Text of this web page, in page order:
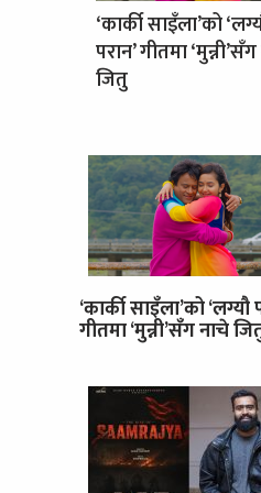
‘कार्की साइँला’को
परान’ गीतमा
जितु
‘कार्की साइँला’को ‘लग्यौ
गीतमा ‘मुन्नी’सँग नाचे